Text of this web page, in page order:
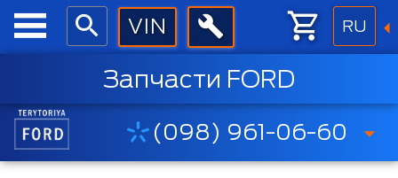
RU
Запчасти FORD
(098) 961-06-60